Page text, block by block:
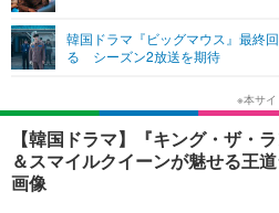
ショッピング
エンタメ
エンタメTOP
音楽
ライフ
ライフTOP
ペット
リリース一覧
プッシュ通知の停止方法
韓国ドラマ『ビッグマウス』最終
る シーズン2放送を期待
【韓国ドラマ】『キング・ザ・
＆スマイルクイーンが魅せる王
画像